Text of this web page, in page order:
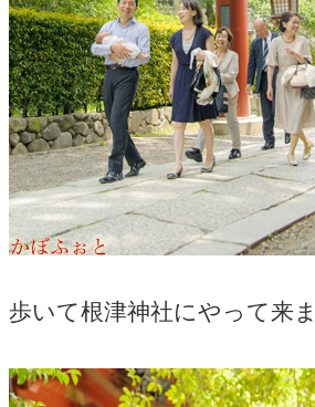
歩いて根津神社にやって来ま